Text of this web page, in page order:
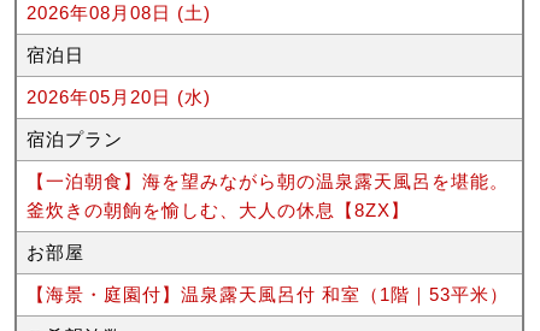
2026年08月08日 (土)
宿泊日
2026年05月20日 (水)
宿泊プラン
【一泊朝食】海を望みながら朝の温泉露天風呂を堪能。
釜炊きの朝餉を愉しむ、大人の休息【8ZX】
お部屋
【海景・庭園付】温泉露天風呂付 和室（1階｜53平米）